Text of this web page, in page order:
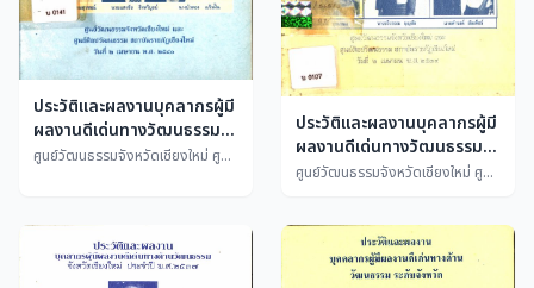
ประวัติและผลงานบุคลากรผู้มี
ผลงานดีเด่นทางวัฒนธรรม
ระดับจังหวัดเชียงใหม่ ประจำปี
ศูนย์วัฒนธรรมจังหวัดเชียงใหม่ ศูนย์ศิลปวัฒนธรรม สถาบันราชภัฏเชียงใหม่
ประวัติและผลงานบุคลากรผู้มี
ผลงานดีเด่นทางวัฒนธรรม
ระดับจังหวัดเชียงใหม่ ประจำปีศูนย์วัฒนธรรมจังหวัดเชียงใหม่ ศูนย์ศิลปวัฒนธรรม สถาบันราชภัฏเชียงใหม่